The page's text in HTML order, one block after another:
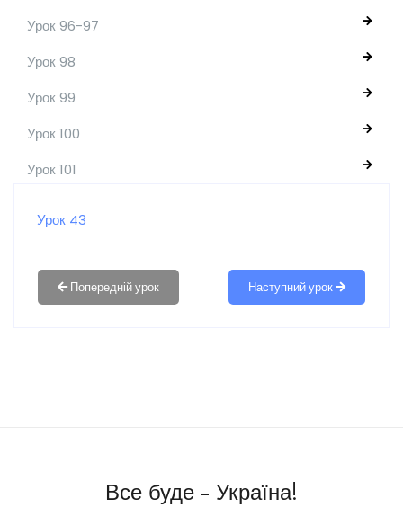
Урок 96-97
Урок 98
Урок 99
Урок 100
Урок 101
Урок 43
Наступний урок
Все буде - Україна!